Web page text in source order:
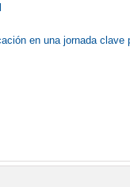
en una jornada clave